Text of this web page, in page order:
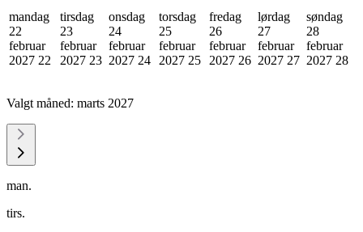
mandag
22
februar
2027 22
tirsdag
23
februar
2027 23
onsdag
24
februar
2027 24
torsdag
25
februar
2027 25
fredag
26
februar
2027 26
lørdag
27
februar
2027 27
søndag
28
februar
2027 28
Valgt måned: marts 2027
man.
tirs.